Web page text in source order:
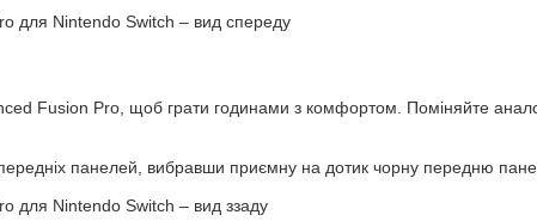
Fusion Pro, щоб грати годинами з комфортом. Поміняйте
панелей, вибравши приємну на дотик чорну передню